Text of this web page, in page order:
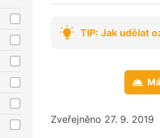
TIP: Jak udělat
Zveřejněno 27. 9. 2019